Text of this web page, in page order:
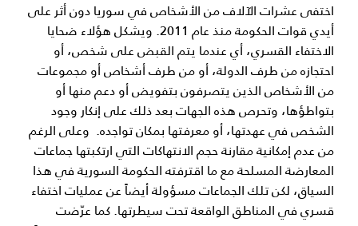
اختفى عشرات الآلاف من الأشخاص في سوريا دون أثر على
أيدي قوات الحكومة منذ عام 2011. ويشكل هؤلاء ضحايا
الاختفاء القسري، أي عندما يتم القبض على شخص، أو
احتجازه من طرف الدولة، أو من طرف أشخاص أو مجموعات
من الأشخاص الذين يتصرفون بتفويض أو دعم منها أو
بتواطؤها، وتحرص هذه الجهات بعد ذلك على إنكار وجود
الشخص في عهدتها، أو معرفتها بمكان تواجده. وعلى الرغم
من عدم إمكانية مقارنة حجم الانتهاكات التي ارتكبتها جماعات
المعارضة المسلحة مع ما اقترفته الحكومة السورية في هذا
السياق، لكن تلك الجماعات مسؤولة أيضاً عن عمليات اختفاء
قسري في المناطق الواقعة تحت سيطرتها. كما عرّضت